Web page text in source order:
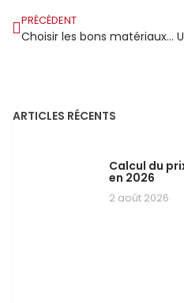
PRÉCÉDENT
Choisir les bons matériaux pour vos projets de charpente : l’importance d’investir dans des options durables
ARTICLES RÉCENTS
Calcul du
en 2026
2 août 2026